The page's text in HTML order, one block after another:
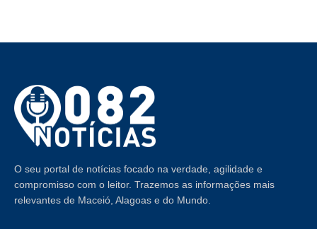
O seu portal de notícias focado na verdade, agilidade e
compromisso com o leitor. Trazemos as informações mais
relevantes de Maceió, Alagoas e do Mundo.